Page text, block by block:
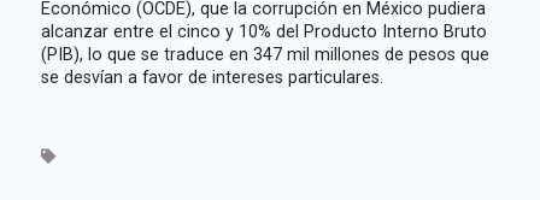
Económico (OCDE), que la corrupción en México pudiera
alcanzar entre el cinco y 10% del Producto Interno Bruto
(PIB), lo que se traduce en 347 mil millones de pesos que
se desvían a favor de intereses particulares.